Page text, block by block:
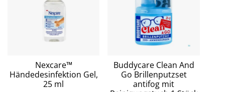
Nexcare™
Händedesinfektion Gel,
25 ml
Buddycare Clean And
Go Brillenputzset
antifog mit